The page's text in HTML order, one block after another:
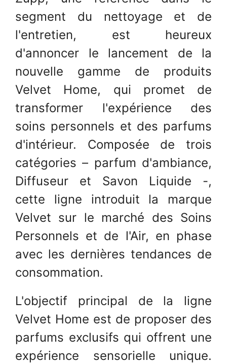
segment du nettoyage et de
l'entretien, est heureux
d'annoncer le lancement de la
nouvelle gamme de produits
Velvet Home, qui promet de
transformer l'expérience des
soins personnels et des parfums
d'intérieur. Composée de trois
catégories – parfum d'ambiance,
Diffuseur et Savon Liquide -,
cette ligne introduit la marque
Velvet sur le marché des Soins
Personnels et de l'Air, en phase
avec les dernières tendances de
consommation.
L'objectif principal de la ligne
Velvet Home est de proposer des
parfums exclusifs qui offrent une
expérience sensorielle unique.